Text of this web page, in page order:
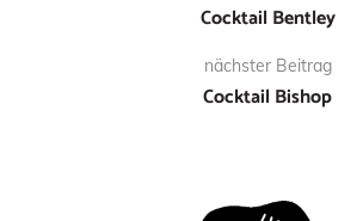
Cocktail Bentley
nächster Beitrag
Cocktail Bishop